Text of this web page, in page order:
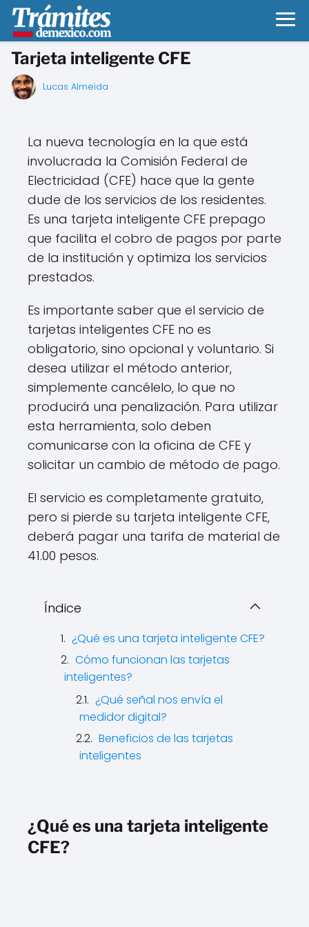
Tarjeta inteligente CFE
Lucas Almeida
La nueva tecnología en la que está
involucrada la Comisión Federal de
Electricidad (CFE) hace que la gente
dude de los servicios de los residentes.
Es una tarjeta inteligente CFE prepago
que facilita el cobro de pagos por parte
de la institución y optimiza los servicios
prestados.
Es importante saber que el servicio de
tarjetas inteligentes CFE no es
obligatorio, sino opcional y voluntario. Si
desea utilizar el método anterior,
simplemente cancélelo, lo que no
producirá una penalización. Para utilizar
esta herramienta, solo deben
comunicarse con la oficina de CFE y
solicitar un cambio de método de pago.
El servicio es completamente gratuito,
pero si pierde su tarjeta inteligente CFE,
deberá pagar una tarifa de material de
41.00 pesos.
Índice
¿Qué es una tarjeta inteligente CFE?
Cómo funcionan las tarjetas
inteligentes?
¿Qué señal nos envía el
medidor digital?
Beneficios de las tarjetas
inteligentes
¿Qué es una tarjeta inteligente
CFE?